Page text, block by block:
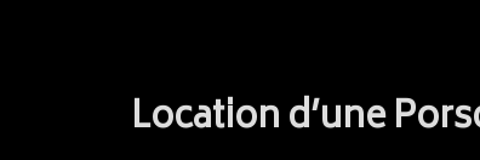
Location d’une